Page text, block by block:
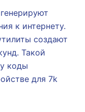
к интернету.
создают
Такой
коды
для 7k